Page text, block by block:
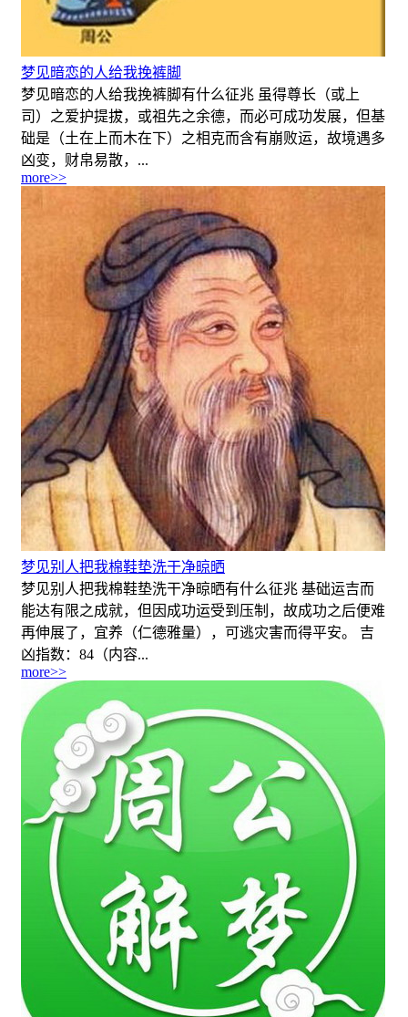
梦见暗恋的人给我挽裤脚
梦见暗恋的人给我挽裤脚有什么征兆 虽得尊长（或上
司）之爱护提拔，或祖先之余德，而必可成功发展，但基
础是（土在上而木在下）之相克而含有崩败运，故境遇多
凶变，财帛易散，...
more>>
梦见别人把我棉鞋垫洗干净晾晒
梦见别人把我棉鞋垫洗干净晾晒有什么征兆 基础运吉而
能达有限之成就，但因成功运受到压制，故成功之后便难
再伸展了，宜养（仁德雅量），可逃灾害而得平安。 吉
凶指数：84（内容...
more>>